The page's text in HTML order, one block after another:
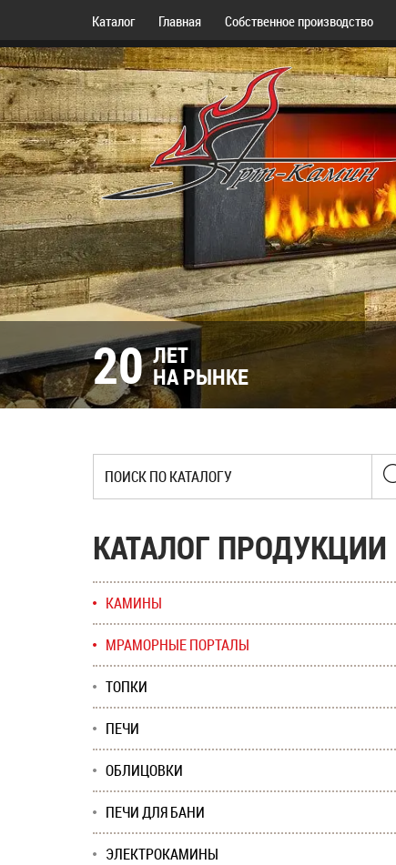
Каталог Главная Собственное производство
20 ЛЕТ
НА РЫНКЕ
КАТАЛОГ ПРОДУКЦИИ
КАМИНЫ
МРАМОРНЫЕ ПОРТАЛЫ
ТОПКИ
ПЕЧИ
ОБЛИЦОВКИ
ПЕЧИ ДЛЯ БАНИ
ЭЛЕКТРОКАМИНЫ